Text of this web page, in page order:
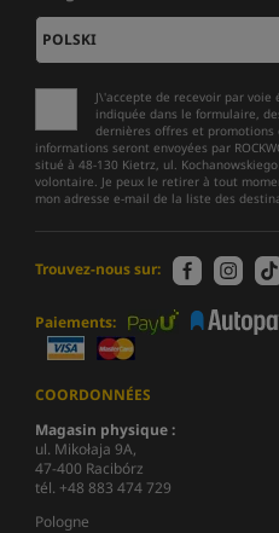
J\'accepte de recevoir par
indiquée dans le formulaire,
dernières offres et promotions
informations seront envoyées par
situé à 48-130 Kietrz, ul.
volontaire. Je peux le retirer à tout
mon adresse e-mail de la liste des
Trouvez-nous sur:
Paiements:
COORDONNÉES
Magasin physique :
ul. Mikołaja 9A,
47-400 Racibórz
tél. +48 883 474 729
Pologne